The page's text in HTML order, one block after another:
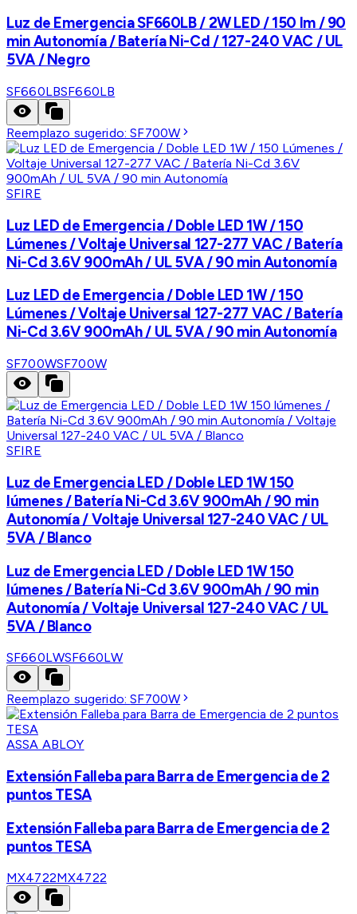
Luz de Emergencia SF660LB / 2W LED / 150 lm / 90
min Autonomía / Batería Ni-Cd / 127-240 VAC / UL
5VA / Negro
SF660LBSF660LB
Reemplazo sugerido:SF700W
SFIRE
Luz LED de Emergencia / Doble LED 1W / 150
Lúmenes / Voltaje Universal 127-277 VAC / Batería
Ni-Cd 3.6V 900mAh / UL 5VA / 90 min Autonomía
Luz LED de Emergencia / Doble LED 1W / 150
Lúmenes / Voltaje Universal 127-277 VAC / Batería
Ni-Cd 3.6V 900mAh / UL 5VA / 90 min Autonomía
SF700WSF700W
SFIRE
Luz de Emergencia LED / Doble LED 1W 150
lúmenes / Batería Ni-Cd 3.6V 900mAh / 90 min
Autonomía / Voltaje Universal 127-240 VAC / UL
5VA / Blanco
Luz de Emergencia LED / Doble LED 1W 150
lúmenes / Batería Ni-Cd 3.6V 900mAh / 90 min
Autonomía / Voltaje Universal 127-240 VAC / UL
5VA / Blanco
SF660LWSF660LW
Reemplazo sugerido:SF700W
ASSA ABLOY
Extensión Falleba para Barra de Emergencia de 2
puntos TESA
Extensión Falleba para Barra de Emergencia de 2
puntos TESA
MX4722MX4722